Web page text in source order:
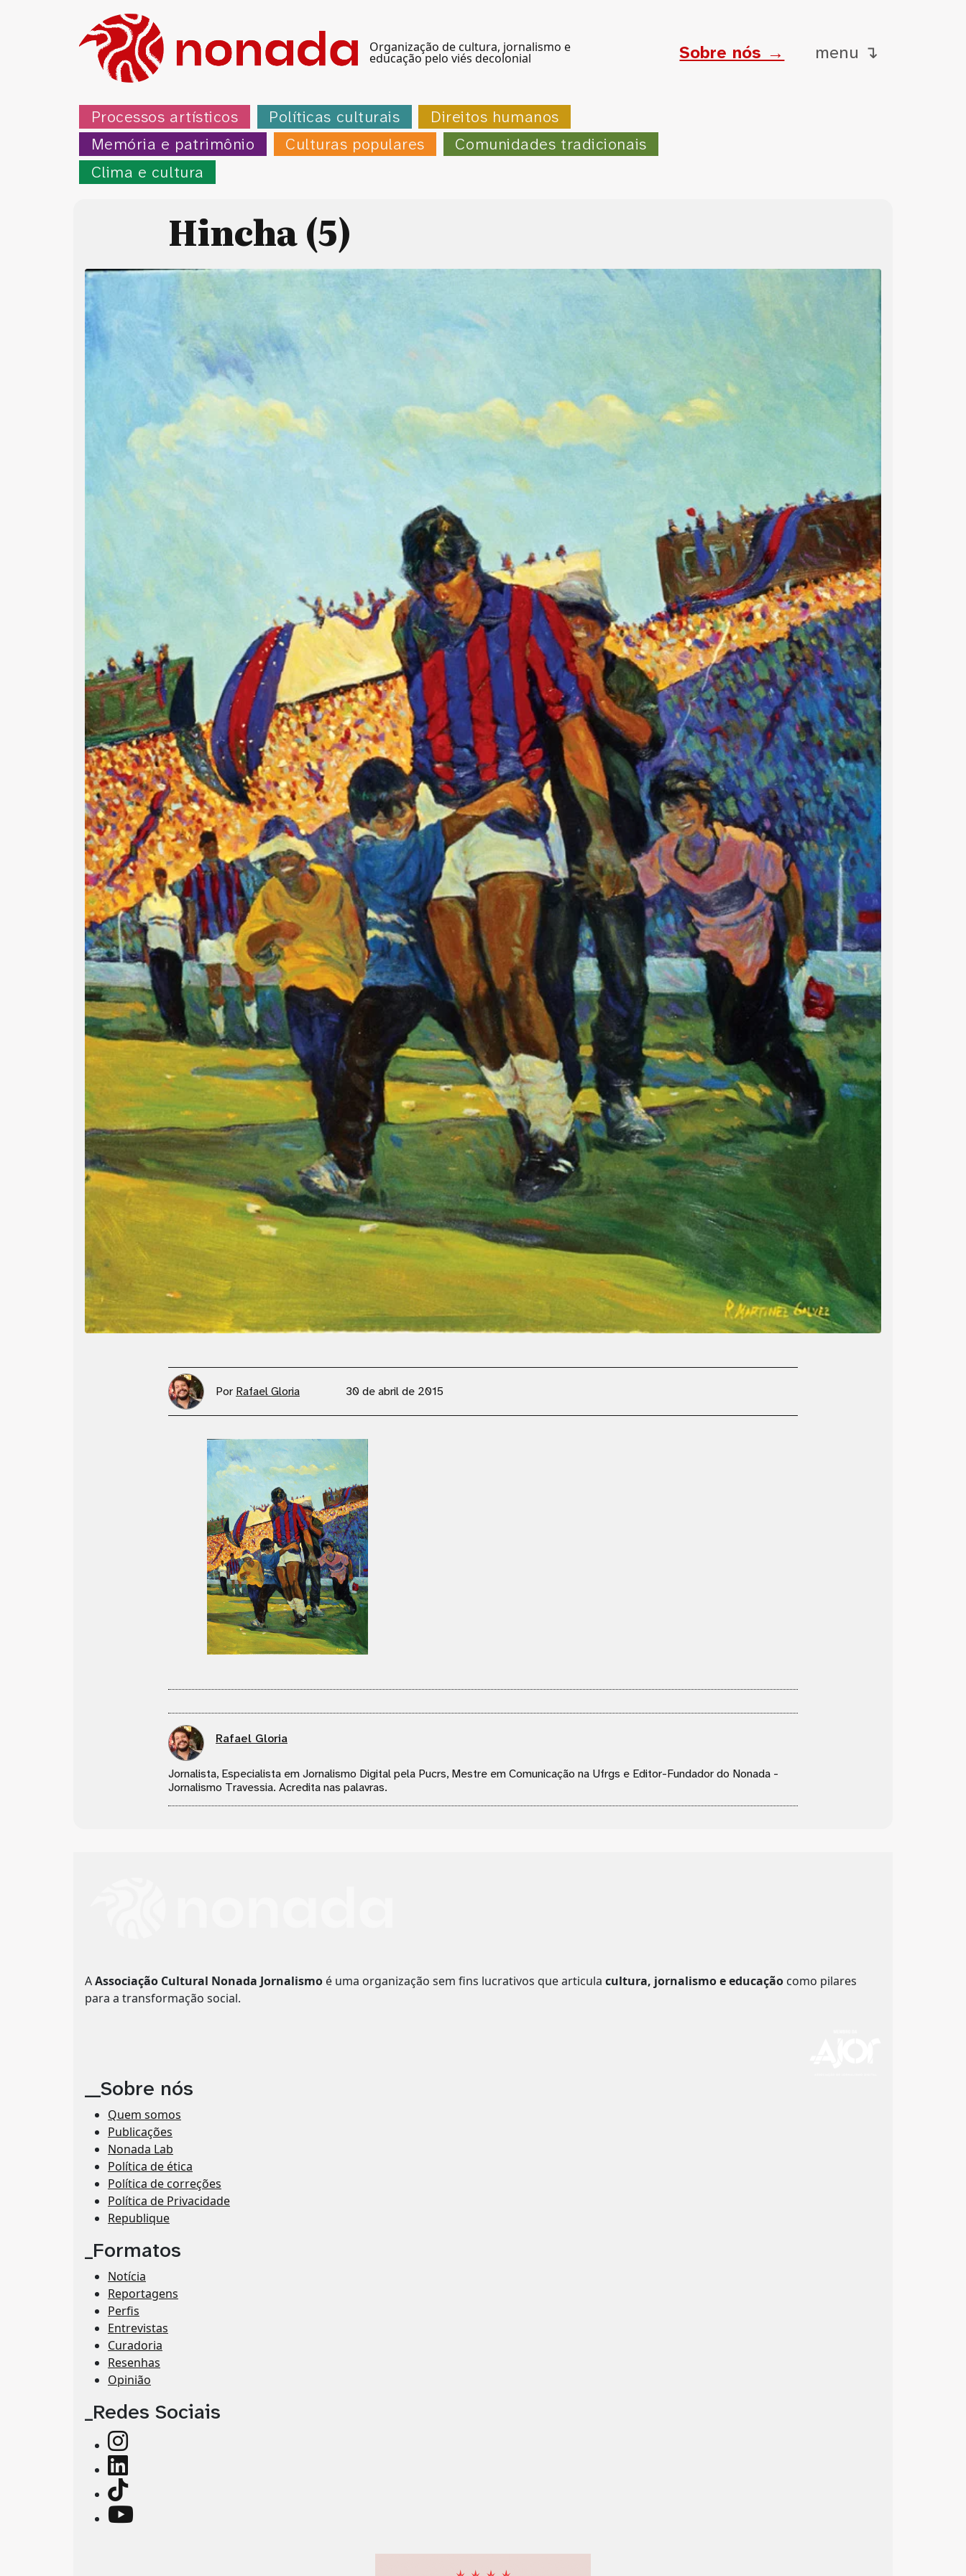
Organização de cultura, jornalismo e
educação pelo viés decolonial Sobre nós → menu ↴
Processos artísticos Políticas culturais
Direitos humanos
Memória e patrimônio
Culturas populares
Comunidades tradicionais
Clima e cultura
Hincha (5)
Por Rafael Gloria 30 de abril de 2015
Rafael Gloria
Jornalista, Especialista em Jornalismo Digital pela Pucrs, Mestre em Comunicação na Ufrgs e Editor-Fundador do Nonada -
Jornalismo Travessia. Acredita nas palavras.
AAssociação Cultural Nonada Jornalismo é uma organização sem fins lucrativos que articula cultura, jornalismo e educação como pilares
para a transformação social.
__Sobre nós
Quem somos
Publicações
Nonada Lab
Política de ética
Política de correções
Política de Privacidade
Republique
_Formatos
Notícia
Reportagens
Perfis
Entrevistas
Curadoria
Resenhas
Opinião
_Redes Sociais